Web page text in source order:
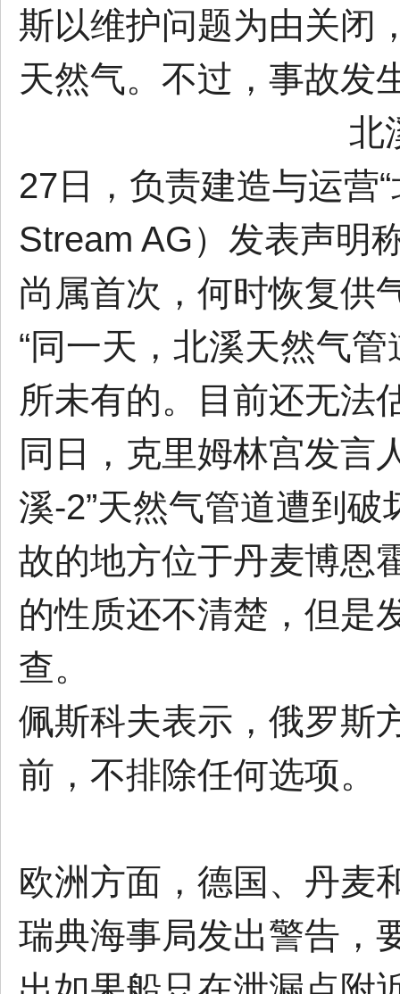
斯以维护问题为由关闭
天然气。不过，事故发
北
27日，负责建造与运营
Stream AG）发表声明
尚属首次，何时恢复供
“同一天，北溪天然气
所未有的。目前还无法
同日，克里姆林宫发言
溪-2”天然气管道遭到
故的地方位于丹麦博恩
的性质还不清楚，但是
查。
佩斯科夫表示，俄罗斯
前，不排除任何选项。
欧洲方面，德国、丹麦
瑞典海事局发出警告，